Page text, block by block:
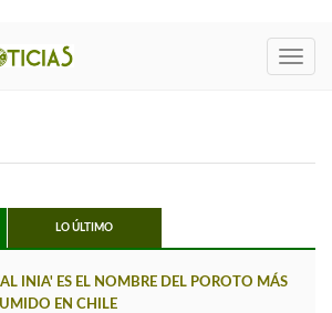
LO ÚLTIMO
INIA' ES EL NOMBRE DEL POROTO MÁS
EN CHILE